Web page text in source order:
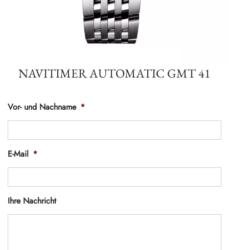
Vor- und Nachname *
E-Mail *
Ihre Nachricht
NAVITIMER AUTOMATIC GMT 41